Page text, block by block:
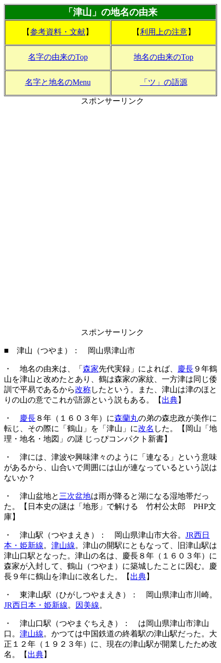
「津山」の地名の由来
【参考資料・文献】 【利用上の注意】
名字の由来のTop 地名の由来のTop
名字と地名のMenu 「ツ」の語源
スポンサーリンク
スポンサーリンク
■ 津山（つやま）： 岡山県津山市
・ 地名の由来は、「 森家先代実録」によれば、 慶長 ９年鶴
山を津山と改めたとあり、鶴は森家の家紋、一方津は同じ倭
訓で平易であるから改称したという。また、津山は津のほと
りの山の意でこれが語源という説もある。【 出典】
・ 慶長８年（１６０３年）に森蘭丸の弟の森忠政が美作に
転じ、その際に「鶴山」を「津山」に改名 した。【岡山「地
理・地名・地図」の謎 じっぴコンパクト新書】
・ 津には、津波や興味津々のように「連なる」という意味
があるから、山合いで周囲には山が連なっているという説は
ないか？
・ 津山盆地と 三次盆地は雨が降ると湖になる湿地帯だっ
た。【日本史の謎は「地形」で解ける 竹村公太郎 PHP文
庫】
・ 津山駅（つやまえき）： 岡山県津山市大谷。 JR西日
本・姫新線。 津山線。津山の開駅にともなって、旧津山駅は
津山口駅となった。津山の名は、慶長８年（１６０３年）に
森家が入封して、鶴山（つやま）に築城したことに因む。慶
長９年に鶴山を津山に改名した。【 出典】
・ 東津山駅（ひがしつやまえき）： 岡山県津山市川崎。
JR西日本・姫新線。 因美線。
・ 津山口駅（つやまぐちえき）： は岡山県津山市津山
口。 津山線。かつては中国鉄道の終着駅の津山駅だった。大
正１２年（１９２３年）に、現在の津山駅が開業したため改
名。【 出典】